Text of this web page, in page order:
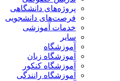
پروژه‌های دانشگاهی
فرصت‌های دانشجویی
خدمات آموزشی
سایر
آموزشگاه
آموزشگاه زبان
آموزشگاه کنکور
آموزشگاه رانندگی